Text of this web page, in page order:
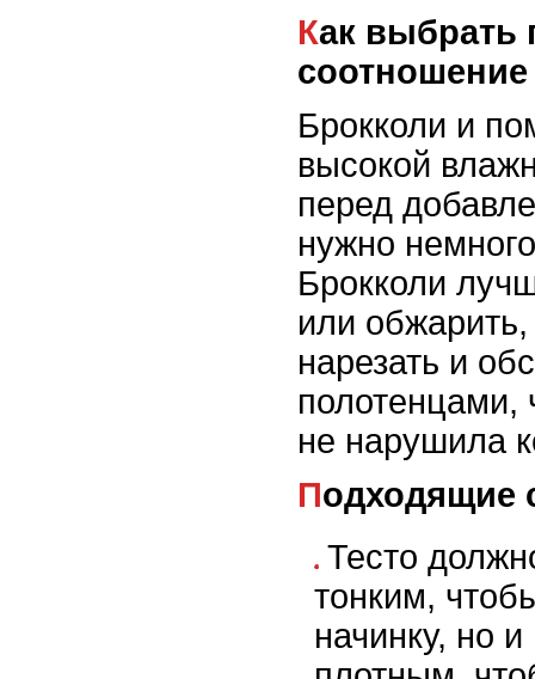
Как выбрать правильное
соотношение
Брокколи и
высокой
перед
нужно
Брокколи
или
нарезать и
полотенцами,
не нарушила
Тесто
тонким,
начинку, но